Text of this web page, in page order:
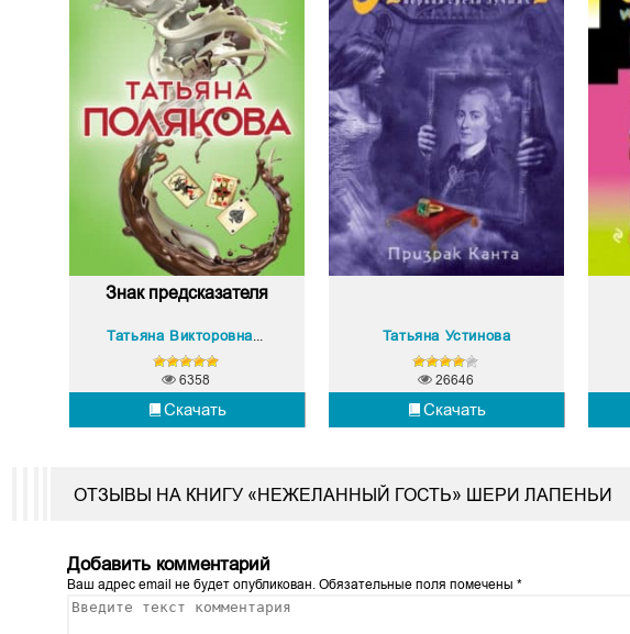
Знак предсказателя
Татьяна Викторовна Полякова
Скачать
6358
Татьяна Устинова
Скачать
26646
ОТЗЫВЫ НА КНИГУ «НЕЖЕЛАННЫЙ ГОСТЬ» ШЕРИ ЛАПЕНЬИ
Добавить комментарий
Ваш адрес email не будет опубликован. Обязательные поля помечены*